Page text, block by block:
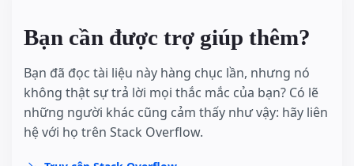
Bạn cần được trợ giúp thêm?
Bạn đã đọc tài liệu này hàng chục lần, nhưng nó
không thật sự trả lời mọi thắc mắc của bạn? Có lẽ
những người khác cũng cảm thấy như vậy: hãy liên
hệ với họ trên Stack Overflow.